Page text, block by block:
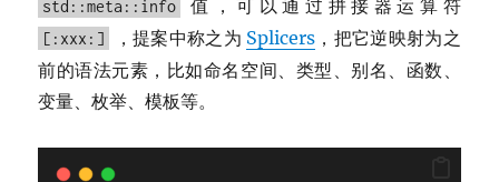
std::meta::info 值，可以通过拼接器运算符
[:xxx:] ，提案中称之为 Splicers ，把它逆映射为之
前的语法元素，比如命名空间、类型、别名、函数、
变量、枚举、模板等。